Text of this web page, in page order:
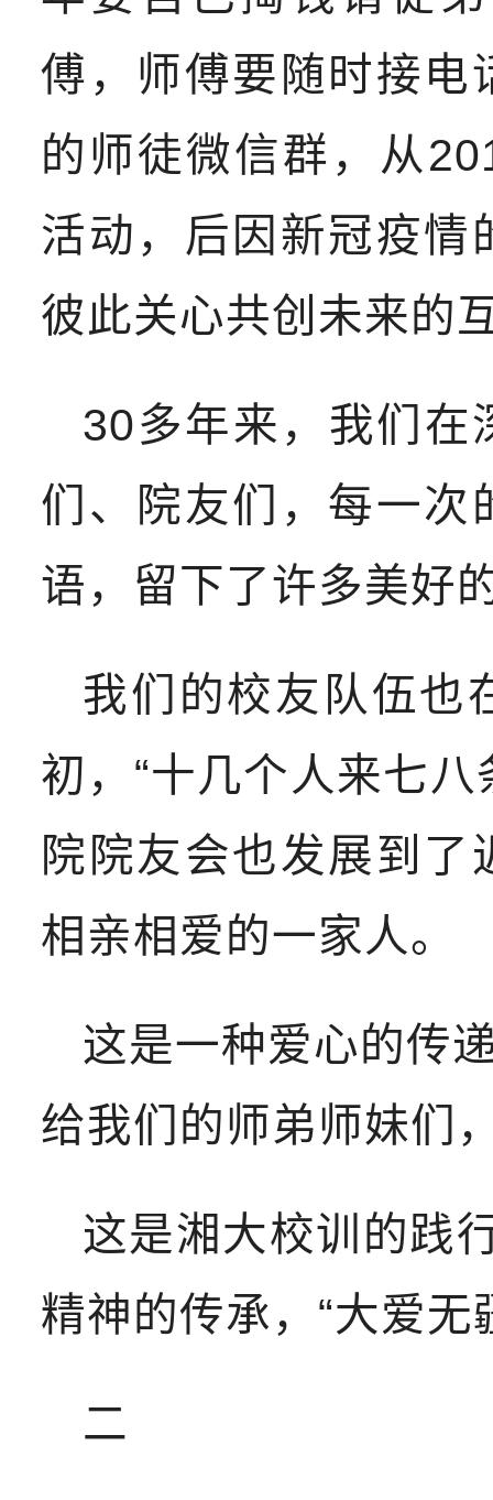
傅，师傅要随时接电
的师徒微信群，从
活动，后因新冠疫情
彼此关心共创未来的
30多年来，我们在
们、院友们，每一次
语，留下了许多美好
我们的校友队伍也
初，“十几个人来七
院院友会也发展到
相亲相爱的一家人。
这是一种爱心的传
给我们的师弟师妹
这是湘大校训的践
精神的传承，“大爱无
二